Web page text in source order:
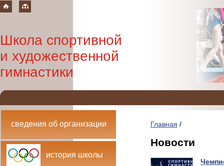
Школа спортивной
и художественной
гимнастики
сведения об организации
история школы
Главная /
Новости